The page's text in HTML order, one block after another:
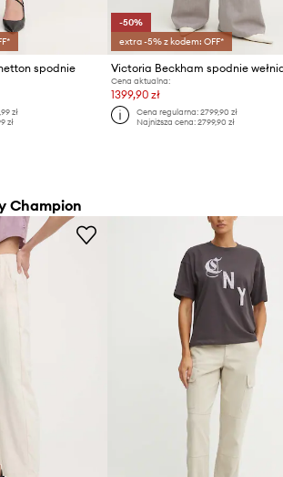
spodnie
zł
zł
-50%
extra -5% z kodem: OFF*
Victoria Beckham spodnie
Cena aktualna:
1399,90 zł
Cena regularna: 2799,90 zł
Najniższa cena: 2799,90 zł
Champion